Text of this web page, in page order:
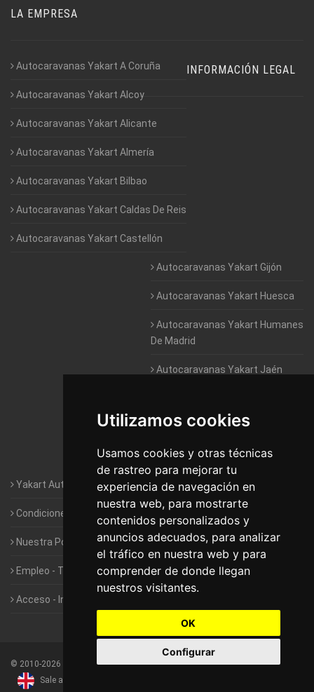
Utilizamos cookies
Usamos cookies y otras técnicas
de rastreo para mejorar tu
experiencia de navegación en
nuestra web, para mostrarte
contenidos personalizados y
anuncios adecuados, para analizar
el tráfico en nuestra web y para
comprender de donde llegan
nuestros visitantes.
OK
Configurar
LA EMPRESA
Autocaravanas Yakart A Coruña
Autocaravanas Yakart Alcoy
Autocaravanas Yakart Alicante
Autocaravanas Yakart Almería
Autocaravanas Yakart Bilbao
Autocaravanas Yakart Caldas De Reis
Autocaravanas Yakart Castellón
Autocaravanas Yakart Gijón
Autocaravanas Yakart Huesca
Autocaravanas Yakart Humanes
De Madrid
Autocaravanas Yakart Jaén
Autocaravanas Yakart Valencia
Autocaravanas Yakart Vitoria
INFORMACIÓN LEGAL
Yakart Autocaravanas · La empresa
Condiciones de Alquiler de Yakart
Nuestra Política de Privacidad
Empleo - Trabaja con nosotros
Acceso - Intranet de Franquiciados
© 2010-2026 Yakart Autocaravanas · Todos los derechos reservados
Sale and rentals of motorhomes